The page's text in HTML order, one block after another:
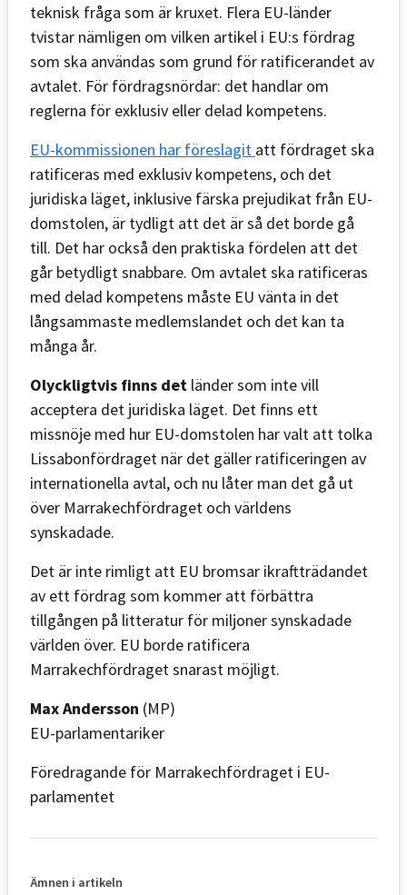
teknisk fråga som är kruxet. Flera EU-länder
tvistar nämligen om vilken artikel i EU:s fördrag
som ska användas som grund för ratificerandet av
avtalet. För fördragsnördar: det handlar om
reglerna för exklusiv eller delad kompetens.
EU-kommissionen har föreslagit att fördraget ska
ratificeras med exklusiv kompetens, och det
juridiska läget, inklusive färska prejudikat från EU-
domstolen, är tydligt att det är så det borde gå
till. Det har också den praktiska fördelen att det
går betydligt snabbare. Om avtalet ska ratificeras
med delad kompetens måste EU vänta in det
långsammaste medlemslandet och det kan ta
många år.
Olyckligtvis finns det länder som inte vill
acceptera det juridiska läget. Det finns ett
missnöje med hur EU-domstolen har valt att tolka
Lissabonfördraget när det gäller ratificeringen av
internationella avtal, och nu låter man det gå ut
över Marrakechfördraget och världens
synskadade.
Det är inte rimligt att EU bromsar ikraftträdandet
av ett fördrag som kommer att förbättra
tillgången på litteratur för miljoner synskadade
världen över. EU borde ratificera
Marrakechfördraget snarast möjligt.
Max Andersson (MP)
EU-parlamentariker
Föredragande för Marrakechfördraget i EU-
parlamentet
Ämnen i artikeln